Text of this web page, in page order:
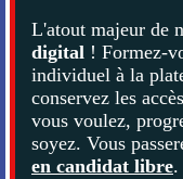
L'atout majeur de
digital! Formez-
individuel à la
conservez les
vous voulez,
soyez. Vous
en candidat libre.